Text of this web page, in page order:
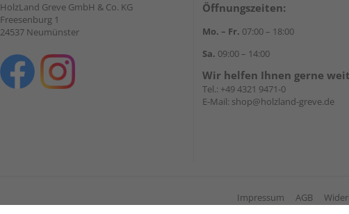
HolzLand Greve GmbH & Co. KG
Freesenburg 1
24537 Neumünster
Öffnungszeiten:
Mo. – Fr. 07:00 – 18:00
Sa. 09:00 – 14:00
Wir helfen Ihnen gerne
Tel.: +49 4321 9471-0
E-Mail: shop@holzland-greve.de
Impressum AGB